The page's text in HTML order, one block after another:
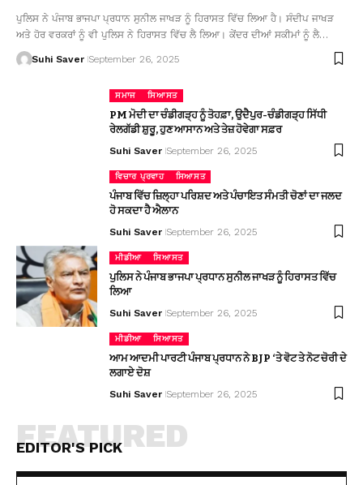
ਪੁਲਿਸ ਨੇ ਪੰਜਾਬ ਭਾਜਪਾ ਪ੍ਰਧਾਨ ਸੁਨੀਲ ਜਾਖੜ ਨੂੰ ਹਿਰਾਸਤ ਵਿੱਚ ਲਿਆ ਹੈ। ਸੰਦੀਪ ਜਾਖੜ
ਅਤੇ ਹੋਰ ਵਰਕਰਾਂ ਨੂੰ ਵੀ ਪੁਲਿਸ ਨੇ ਹਿਰਾਸਤ ਵਿੱਚ ਲੈ ਲਿਆ। ਕੇਂਦਰ ਦੀਆਂ ਸਕੀਮਾਂ ਨੂੰ ਲੈ…
Suhi Saver September 26, 2025
ਸਮਾਜ ਸਿਆਸਤ
PM ਮੋਦੀ ਦਾ ਚੰਡੀਗੜ੍ਹ ਨੂੰ ਤੋਹਫ਼ਾ, ਉਦੈਪੁਰ-ਚੰਡੀਗੜ੍ਹ ਸਿੱਧੀ
ਰੇਲਗੱਡੀ ਸ਼ੁਰੂ, ਹੁਣ ਆਸਾਨ ਅਤੇ ਤੇਜ਼ ਹੋਵੇਗਾ ਸਫ਼ਰ
Suhi Saver September 26, 2025
ਵਿਚਾਰ ਪ੍ਰਵਾਹ ਸਿਆਸਤ
ਪੰਜਾਬ ਵਿੱਚ ਜ਼ਿਲ੍ਹਾ ਪਰਿਸ਼ਦ ਅਤੇ ਪੰਚਾਇਤ ਸੰਮਤੀ ਚੋਣਾਂ ਦਾ ਜਲਦ
ਹੋ ਸਕਦਾ ਹੈ ਐਲਾਨ
Suhi Saver September 26, 2025
ਮੀਡੀਆ ਸਿਆਸਤ
ਪੁਲਿਸ ਨੇ ਪੰਜਾਬ ਭਾਜਪਾ ਪ੍ਰਧਾਨ ਸੁਨੀਲ ਜਾਖੜ ਨੂੰ ਹਿਰਾਸਤ ਵਿੱਚ
ਲਿਆ
Suhi Saver September 26, 2025
ਮੀਡੀਆ ਸਿਆਸਤ
ਆਮ ਆਦਮੀ ਪਾਰਟੀ ਪੰਜਾਬ ਪ੍ਰਧਾਨ ਨੇ BJP ‘ਤੇ ਵੋਟ ਤੇ ਨੋਟ ਚੋਰੀ ਦੇ
ਲਗਾਏ ਦੋਸ਼
Suhi Saver September 26, 2025
EDITOR'S PICK
FEATURED